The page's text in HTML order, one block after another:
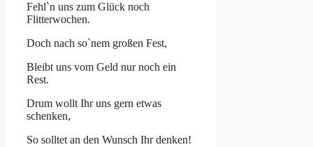
Fehl`n uns zum Glück noch
Flitterwochen.
Doch nach so`nem großen Fest,
Bleibt uns vom Geld nur noch ein
Rest.
Drum wollt Ihr uns gern etwas
schenken,
So solltet an den Wunsch Ihr denken!